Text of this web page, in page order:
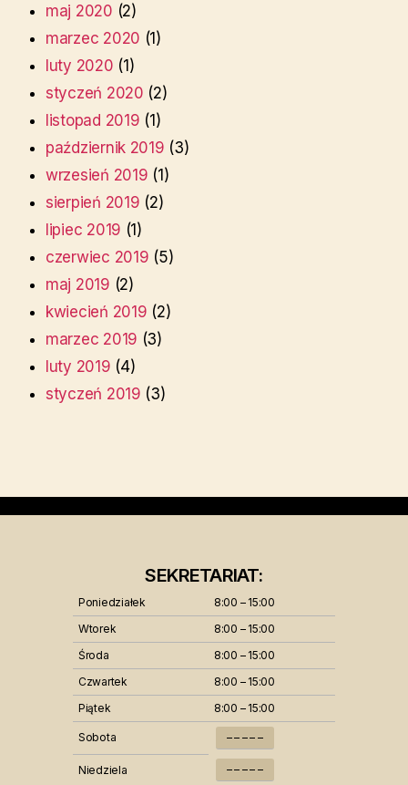
maj 2020 (2)
marzec 2020 (1)
luty 2020 (1)
styczeń 2020 (2)
listopad 2019 (1)
październik 2019 (3)
wrzesień 2019 (1)
sierpień 2019 (2)
lipiec 2019 (1)
czerwiec 2019 (5)
maj 2019 (2)
kwiecień 2019 (2)
marzec 2019 (3)
luty 2019 (4)
styczeń 2019 (3)
SEKRETARIAT:
Poniedziałek
8:00 – 15:00
Wtorek
8:00 – 15:00
Środa
8:00 – 15:00
Czwartek
8:00 – 15:00
Piątek
8:00 – 15:00
Sobota – – – – –
Niedziela – – – – –